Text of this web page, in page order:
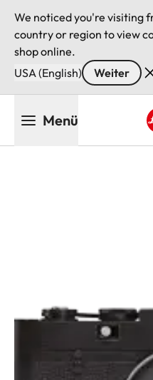
We noticed you're visiting
country or region to view
shop online.
USA (English)
Weiter
Menü